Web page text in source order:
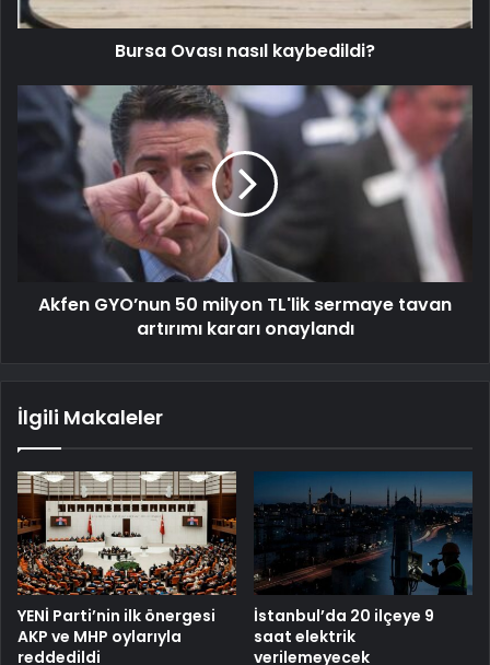
Bursa Ovası nasıl kaybedildi?
Akfen GYO’nun 50 milyon TL'lik sermaye tavan
artırımı kararı onaylandı
İlgili Makaleler
YENİ Parti’nin ilk önergesi
AKP ve MHP oylarıyla
reddedildi
İstanbul’da 20 ilçeye 9
saat elektrik
verilemeyecek